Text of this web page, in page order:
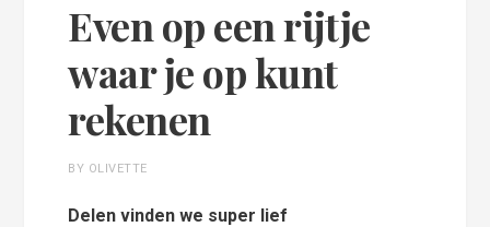
Even op een rijtje
waar je op kunt
rekenen
BY OLIVETTE
Delen vinden we super lief